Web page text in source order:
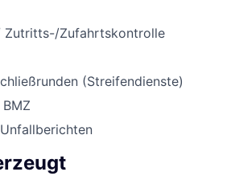
Zutritts-/Zufahrtskontrolle
(Streifendienste)